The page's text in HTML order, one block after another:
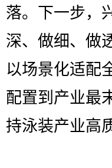
落。下一步，
深、做细、做
以场景化适配
配置到产业最
持泳装产业高